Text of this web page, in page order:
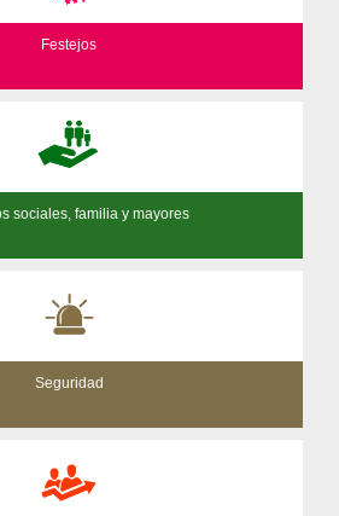
Festejos
sociales, familia y mayores
Seguridad